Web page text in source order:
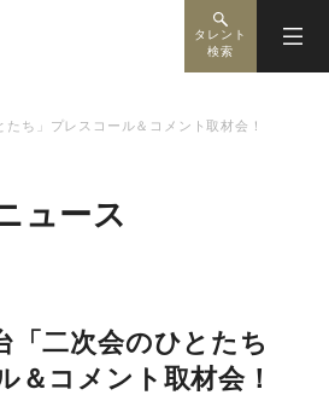
タレント
検索
ち」プレスコール＆コメント取材会！
ュース
二次会のひとたち
＆コメント取材会！